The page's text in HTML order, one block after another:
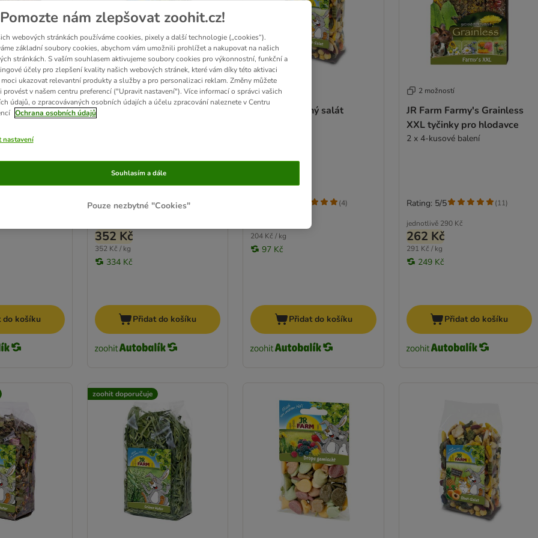
Grainless
hlodavce
g
do košíku
2 možností
JR Farm zelený oves
352 Kč
352 Kč / kg
334 Kč
Rating: 4.9/5 (
Přidat do košíku
2 možností
JR Farm ovocný salát
204 Kč / kg
97 Kč
(4)
Přidat do košíku
2 možností
JR Farm Farmy's Grainless
XXL tyčinky pro hlodavce
2 x 4-kusové balení
jednotlivě 290 Kč
262 Kč
291 Kč / kg
249 Kč
Rating: 5/5 (11)
Přidat do košíku
zoohit doporučuje
Pomozte nám zlepšovat zoohit.cz!
webových stránkách používáme cookies, pixely a další technologie („cookies“).
základní soubory cookies, abychom vám umožnili prohlížet a nakupovat na našich
stránkách. S vaším souhlasem aktivujeme soubory cookies pro výkonnostní, funkční a
účely pro zlepšení kvality našich webových stránek, které vám díky této aktivaci
ukazovat relevantní produkty a služby a pro personalizaci reklam. Změny můžete
provést v našem centru preferencí ("Upravit nastavení"). Více informací o správci vašich
údajů, o zpracovávaných osobních údajích a účelu zpracování naleznete v Centru
Ochrana osobních údajů
nastavení
Pouze nezbytné "Cookies"
Souhlasím a dále